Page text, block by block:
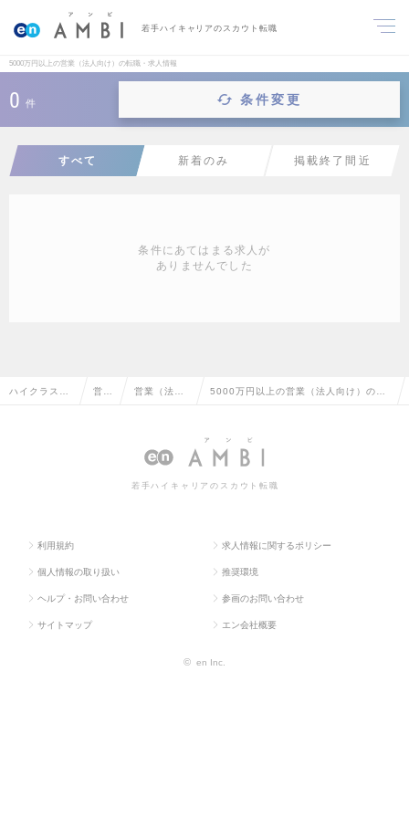
若手ハイキャリアのスカウト転職
5000万円以上の営業（法人向け）の転職・求人情報
0 件 条件変更
すべて 新着のみ 掲載終了間近
条件にあてはまる求人が
ありませんでした
ハイクラス求 営業 営業（法人 5000万円以上の営業（法人向け）の転
若手ハイキャリアのスカウト転職
利用規約 求人情報に関するポリシー
個人情報の取り扱い 推奨環境
ヘルプ・お問い合わせ 参画のお問い合わせ
サイトマップ エン会社概要
© en Inc.